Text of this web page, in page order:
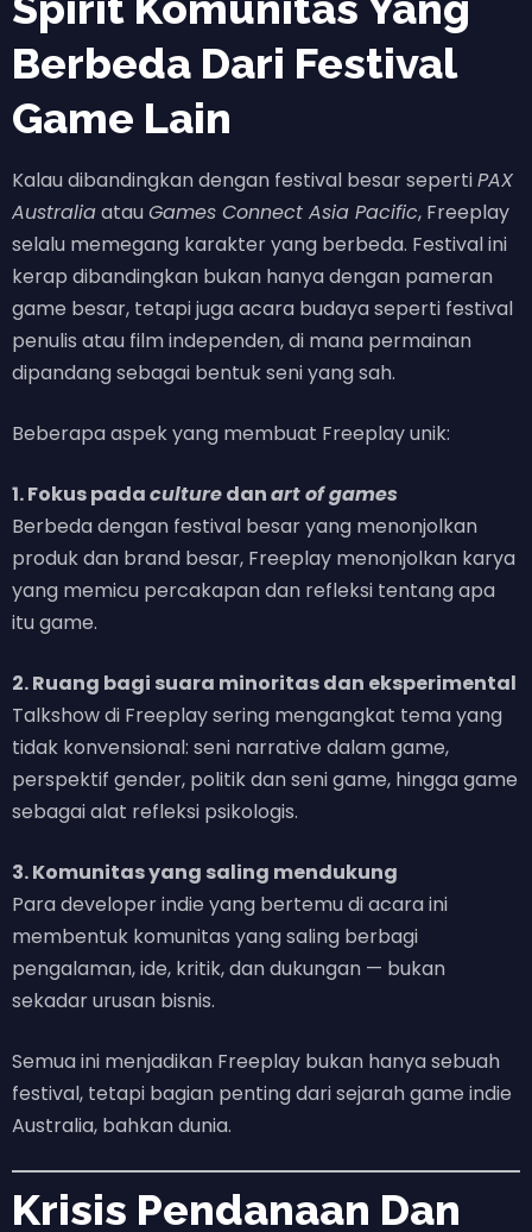
Berbeda Dari Festival
Game Lain
Kalau dibandingkan dengan festival besar sepertiPAX
AustraliaatauGames Connect Asia Pacific, Freeplay
selalu memegang karakter yang berbeda. Festival ini
kerap dibandingkan bukan hanya dengan pameran
game besar, tetapi juga acara budaya seperti festival
penulis atau film independen, di mana permainan
dipandang sebagai bentuk seni yang sah.
Beberapa aspek yang membuat Freeplay unik:
1. Fokus padaculturedanart of games
Berbeda dengan festival besar yang menonjolkan
produk dan brand besar, Freeplay menonjolkan karya
yang memicu percakapan dan refleksi tentang apa
itu game.
2. Ruang bagi suara minoritas dan eksperimental
Talkshow di Freeplay sering mengangkat tema yang
tidak konvensional: seni narrative dalam game,
perspektif gender, politik dan seni game, hingga game
sebagai alat refleksi psikologis.
3. Komunitas yang saling mendukung
Para developer indie yang bertemu di acara ini
membentuk komunitas yang saling berbagi
pengalaman, ide, kritik, dan dukungan — bukan
sekadar urusan bisnis.
Semua ini menjadikan Freeplay bukan hanya sebuah
festival, tetapi bagian penting dari sejarah game indie
Australia, bahkan dunia.
Krisis Pendanaan Dan